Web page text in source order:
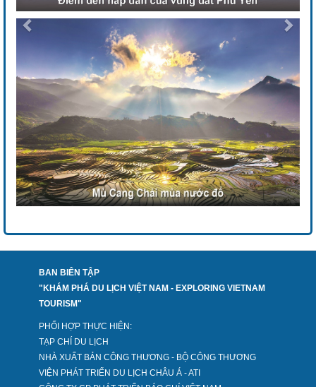
BAN BIÊN TẬP
"KHÁM PHÁ DU LỊCH VIỆT NAM - EXPLORING VIETNAM
TOURISM"
PHỐI HỢP THỰC HIỆN:
TẠP CHÍ DU LỊCH
NHÀ XUẤT BẢN CÔNG THƯƠNG - BỘ CÔNG THƯƠNG
VIỆN PHÁT TRIỂN DU LỊCH CHÂU Á - ATI